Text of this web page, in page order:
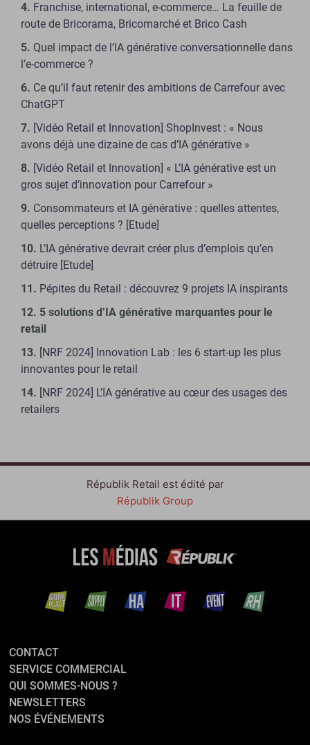
Franchise, international, e-commerce… La feuille de
route de Bricorama, Bricomarché et Brico Cash
Quel impact de l’IA générative conversationnelle dans
l’e-commerce ?
Ce qu’il faut retenir des ambitions de Carrefour avec
ChatGPT
[Vidéo Retail et Innovation] ShopInvest : « Nous
avons déjà une dizaine de cas d’IA générative »
[Vidéo Retail et Innovation] « L’IA générative est un
gros sujet d’innovation pour Carrefour »
Consommateurs et IA générative : quelles attentes,
quelles perceptions ? [Etude]
L’IA générative devrait créer plus d’emplois qu’en
détruire [Etude]
Pépites du Retail : découvrez 9 projets IA inspirants
5 solutions d’IA générative marquantes pour le
retail
[NRF 2024] Innovation Lab : les 6 start-up les plus
innovantes pour le retail
[NRF 2024] L’IA générative au cœur des usages des
retailers
Républik Retail est édité par
Républik Group
CONTACT
SERVICE COMMERCIAL
QUI SOMMES-NOUS ?
NEWSLETTERS
NOS ÉVÉNEMENTS